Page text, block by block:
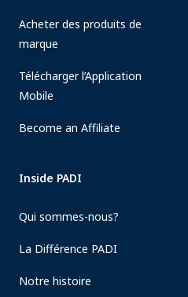
Acheter des produits de
marque
Télécharger l’Application
Mobile
Become an Affiliate
Inside PADI
Qui sommes-nous?
La Différence PADI
Notre histoire